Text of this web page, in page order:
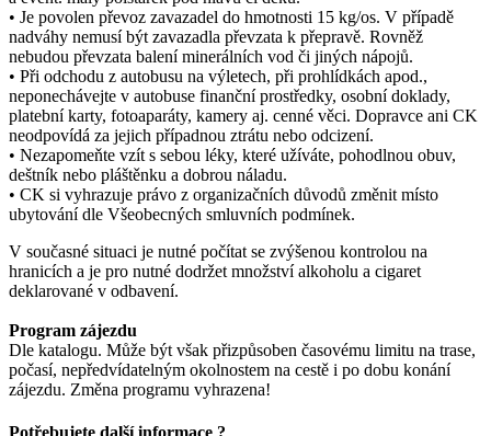
• Je povolen převoz zavazadel do hmotnosti 15 kg/os. V případě
nadváhy nemusí být zavazadla převzata k přepravě. Rovněž
nebudou převzata balení minerálních vod či jiných nápojů.
• Při odchodu z autobusu na výletech, při prohlídkách apod.,
neponechávejte v autobuse finanční prostředky, osobní doklady,
platební karty, fotoaparáty, kamery aj. cenné věci. Dopravce ani CK
neodpovídá za jejich případnou ztrátu nebo odcizení.
• Nezapomeňte vzít s sebou léky, které užíváte, pohodlnou obuv,
deštník nebo pláštěnku a dobrou náladu.
• CK si vyhrazuje právo z organizačních důvodů změnit místo
ubytování dle Všeobecných smluvních podmínek.
V současné situaci je nutné počítat se zvýšenou kontrolou na
hranicích a je pro nutné dodržet množství alkoholu a cigaret
deklarované v odbavení.
Program zájezdu
Dle katalogu. Může být však přizpůsoben časovému limitu na trase,
počasí, nepředvídatelným okolnostem na cestě i po dobu konání
zájezdu. Změna programu vyhrazena!
Potřebujete další informace ?